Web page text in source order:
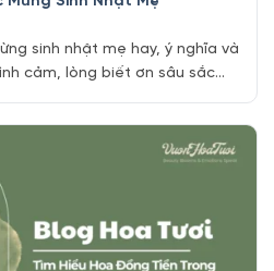
sinh nhật mẹ hay, ý nghĩa và
cảm, lòng biết ơn sâu sắc
đơn giản, chân thành sẽ giúp